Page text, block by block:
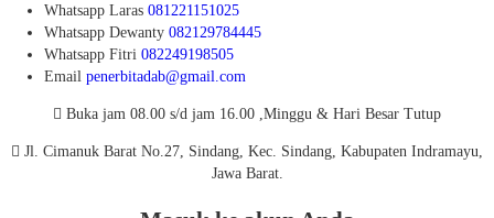
Whatsapp Laras 081221151025
Whatsapp Dewanty 082129784445
Whatsapp Fitri 082249198505
Email penerbitadab@gmail.com
Buka jam 08.00 s/d jam 16.00 ,Minggu & Hari Besar Tutup
Jl. Cimanuk Barat No.27, Sindang, Kec. Sindang, Kabupaten Indramayu,
Jawa Barat.